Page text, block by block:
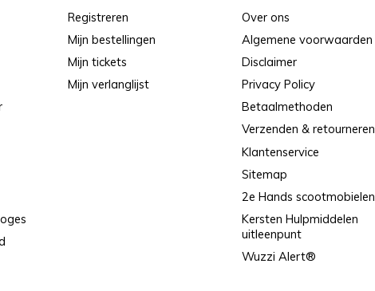
Registreren
Mijn bestellingen
Mijn tickets
Mijn verlanglijst
Over ons
Algemene voorwaarden
Disclaimer
Privacy Policy
Betaalmethoden
Verzenden & retourneren
Klantenservice
Sitemap
2e Hands scootmobielen
Kersten Hulpmiddelen
uitleenpunt
Wuzzi Alert®